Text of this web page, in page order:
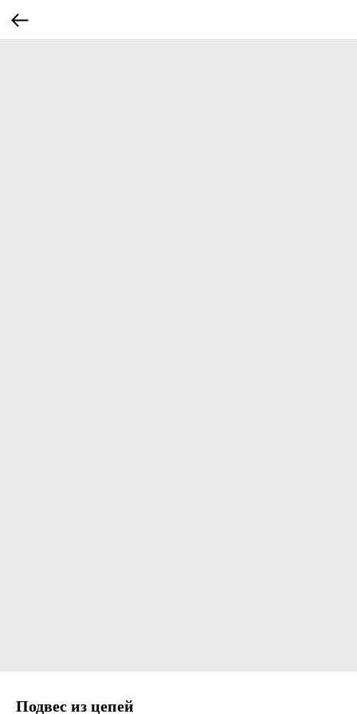
Подвес из цепей